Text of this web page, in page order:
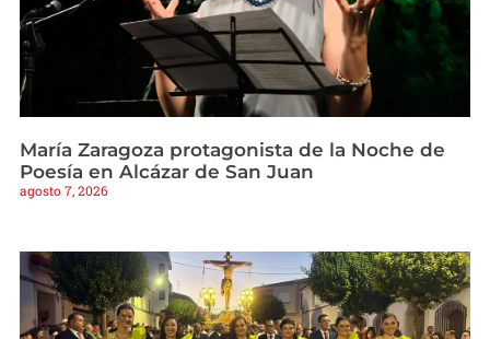
María Zaragoza protagonista de la Noche de
Poesía en Alcázar de San Juan
agosto 7, 2026